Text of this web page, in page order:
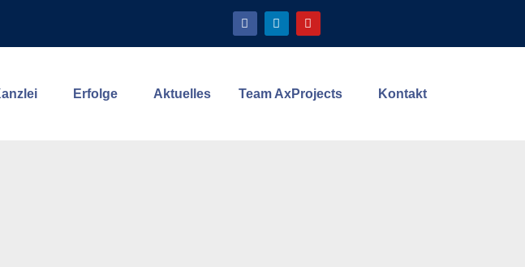
Erfolge Aktuelles Team AxProjects Kontakt